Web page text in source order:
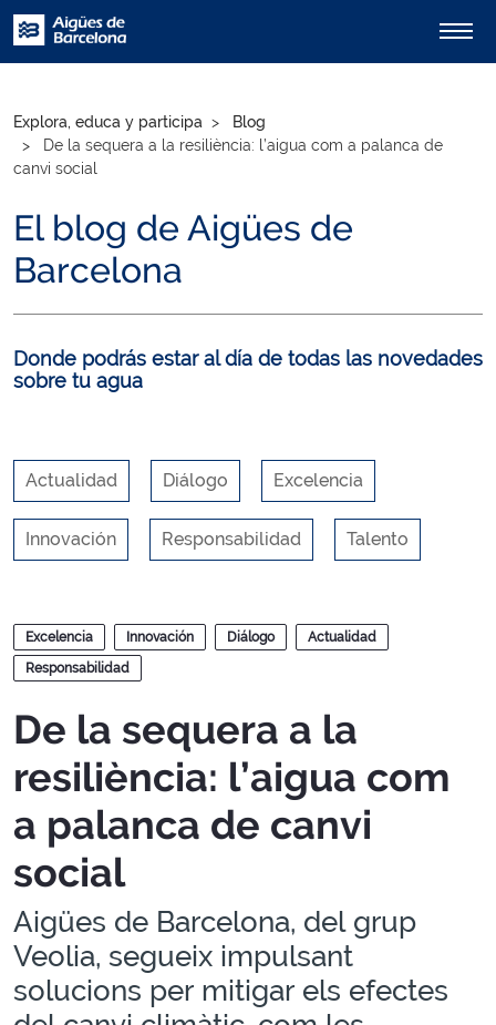
Explora, educa y participa
Blog
De la sequera a la resiliència: l’aigua com a palanca de
canvi social
El blog de Aigües de
Barcelona
Donde podrás estar al día de todas las novedades
sobre tu agua
Actualidad Diálogo Excelencia
Innovación Responsabilidad Talento
Blogs
Excelencia Innovación Diálogo
Actualidad
Responsabilidad
De la sequera a la
resiliència: l’aigua com
a palanca de canvi
social
Aigües de Barcelona, del grup
Veolia, segueix impulsant
solucions per mitigar els efectes